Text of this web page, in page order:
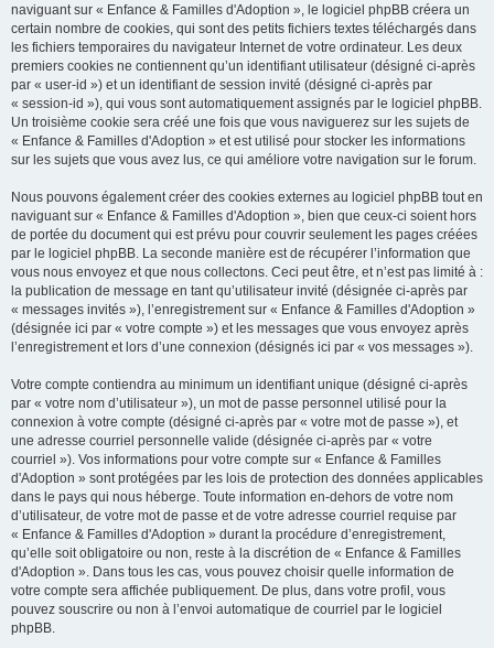
naviguant sur « Enfance & Familles d'Adoption », le logiciel phpBB créera un
certain nombre de cookies, qui sont des petits fichiers textes téléchargés dans
les fichiers temporaires du navigateur Internet de votre ordinateur. Les deux
premiers cookies ne contiennent qu’un identifiant utilisateur (désigné ci-après
par « user-id ») et un identifiant de session invité (désigné ci-après par
« session-id »), qui vous sont automatiquement assignés par le logiciel phpBB.
Un troisième cookie sera créé une fois que vous naviguerez sur les sujets de
« Enfance & Familles d'Adoption » et est utilisé pour stocker les informations
sur les sujets que vous avez lus, ce qui améliore votre navigation sur le forum.
Nous pouvons également créer des cookies externes au logiciel phpBB tout en
naviguant sur « Enfance & Familles d'Adoption », bien que ceux-ci soient hors
de portée du document qui est prévu pour couvrir seulement les pages créées
par le logiciel phpBB. La seconde manière est de récupérer l’information que
vous nous envoyez et que nous collectons. Ceci peut être, et n’est pas limité à :
la publication de message en tant qu’utilisateur invité (désignée ci-après par
« messages invités »), l’enregistrement sur « Enfance & Familles d'Adoption »
(désignée ici par « votre compte ») et les messages que vous envoyez après
l’enregistrement et lors d’une connexion (désignés ici par « vos messages »).
Votre compte contiendra au minimum un identifiant unique (désigné ci-après
par « votre nom d’utilisateur »), un mot de passe personnel utilisé pour la
connexion à votre compte (désigné ci-après par « votre mot de passe »), et
une adresse courriel personnelle valide (désignée ci-après par « votre
courriel »). Vos informations pour votre compte sur « Enfance & Familles
d'Adoption » sont protégées par les lois de protection des données applicables
dans le pays qui nous héberge. Toute information en-dehors de votre nom
d’utilisateur, de votre mot de passe et de votre adresse courriel requise par
« Enfance & Familles d'Adoption » durant la procédure d’enregistrement,
qu’elle soit obligatoire ou non, reste à la discrétion de « Enfance & Familles
d'Adoption ». Dans tous les cas, vous pouvez choisir quelle information de
votre compte sera affichée publiquement. De plus, dans votre profil, vous
pouvez souscrire ou non à l’envoi automatique de courriel par le logiciel
phpBB.